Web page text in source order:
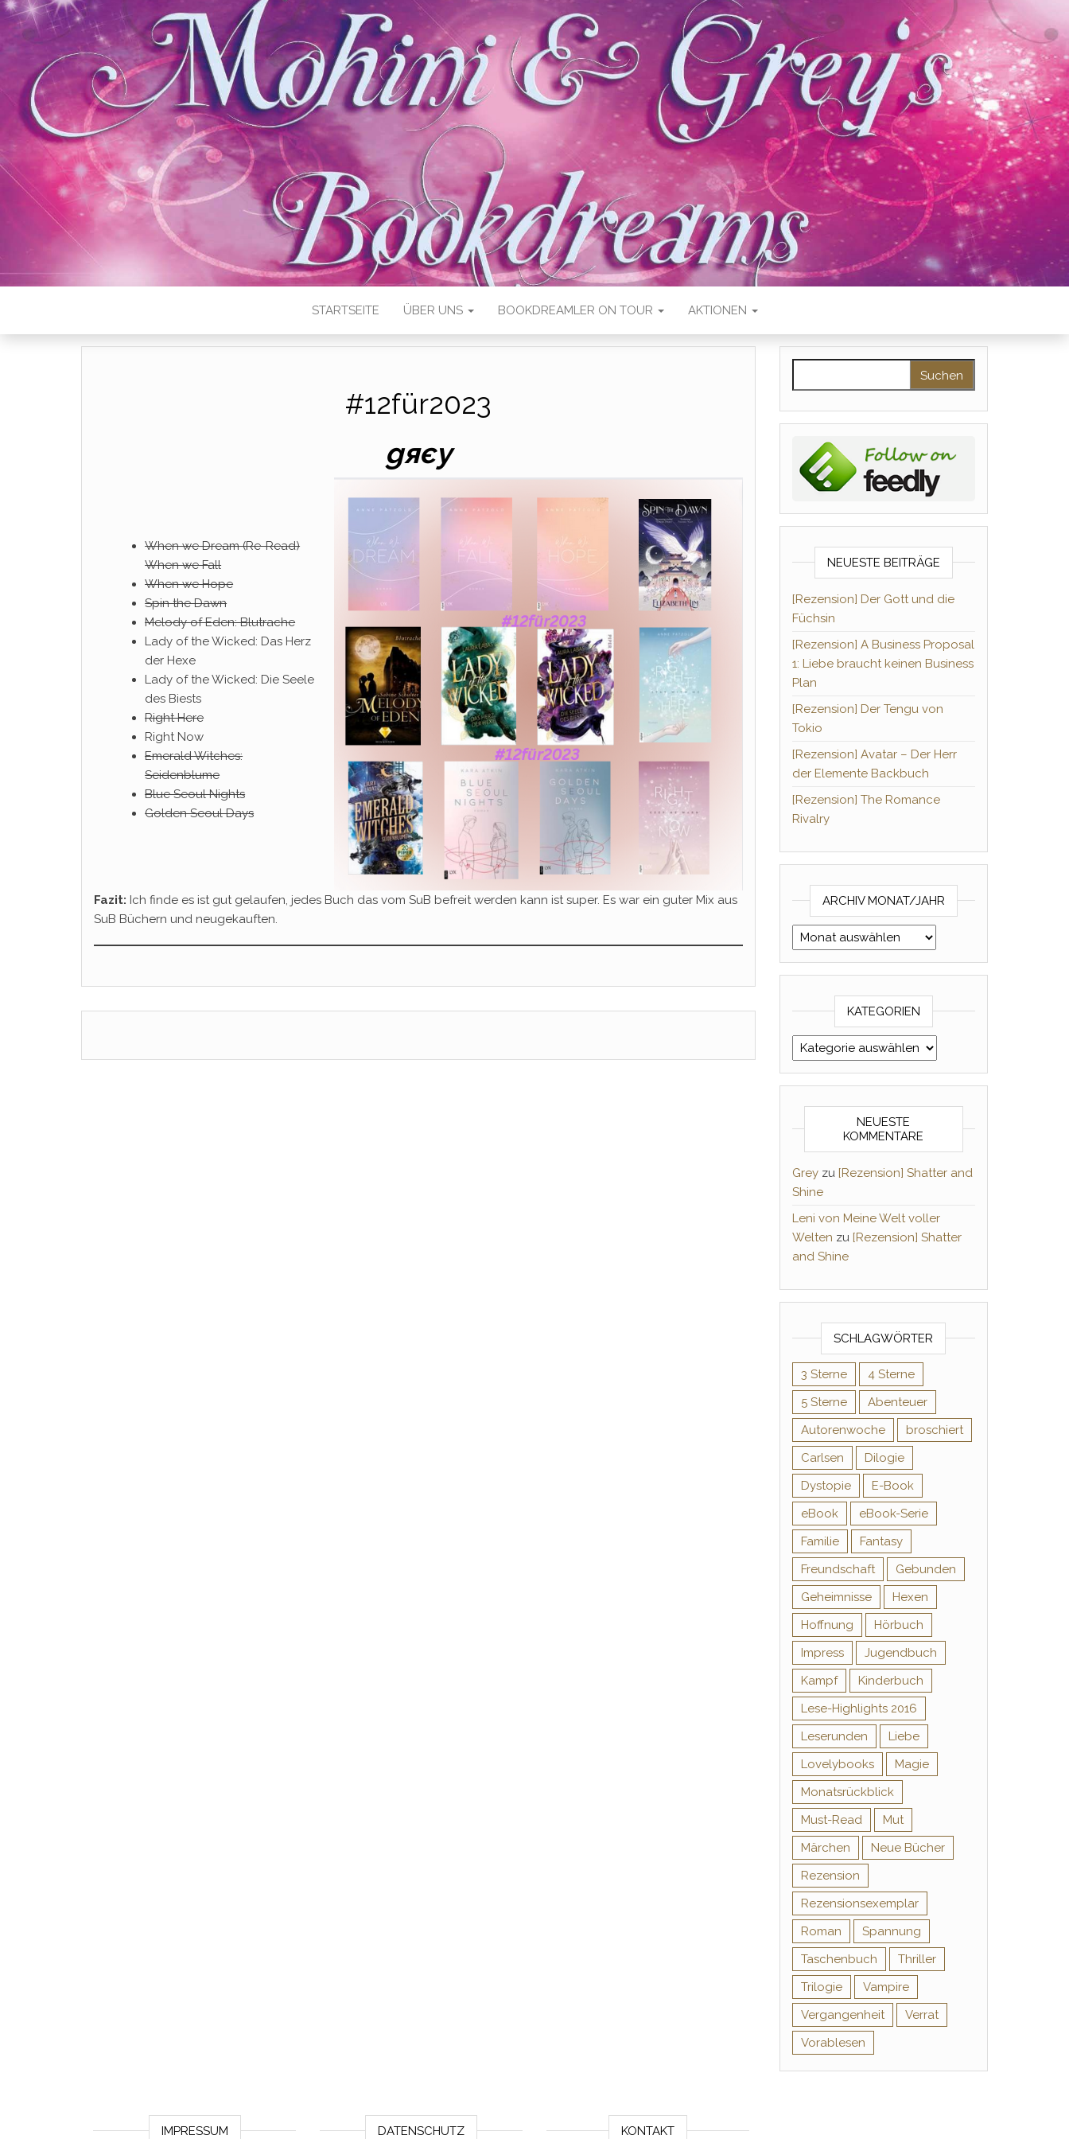
STARTSEITE ÜBER UNS BOOKDREAMLER ON TOUR AKTIONEN
#12für2023
gяєу
When we Dream (Re-Read)
When we Fall
When we Hope
Spin the Dawn
Melody of Eden: Blutrache
Lady of the Wicked: Das Herz
der Hexe
Lady of the Wicked: Die Seele
des Biests
Right Here
Right Now
Emerald Witches:
Seidenblume
Blue Seoul Nights
Golden Seoul Days
Fazit: Ich finde es ist gut gelaufen, jedes Buch das vom SuB befreit werden kann ist super. Es war ein guter Mix aus
SuB Büchern und neugekauften.
NEUESTE BEITRÄGE
[Rezension] Der Gott und die
Füchsin
[Rezension] A Business Proposal
1: Liebe braucht keinen Business
Plan
[Rezension] Der Tengu von
Tokio
[Rezension] Avatar – Der Herr
der Elemente Backbuch
[Rezension] The Romance
Rivalry
ARCHIV MONAT/JAHR
Archiv Monat/Jahr
KATEGORIEN
Kategorien
NEUESTE
KOMMENTARE
Greyzu [Rezension] Shatter and
Shine
Leni von Meine Welt voller
Welten zu [Rezension] Shatter
and Shine
SCHLAGWÖRTER
3 Sterne
4 Sterne
5 Sterne
Abenteuer
Autorenwoche
broschiert
Carlsen
Dilogie
Dystopie
E-Book
eBook
eBook-Serie
Familie
Fantasy
Freundschaft
Gebunden
Geheimnisse
Hexen
Hoffnung
Hörbuch
Impress
Jugendbuch
Kampf
Kinderbuch
Lese-Highlights 2016
Leserunden
Liebe
Lovelybooks
Magie
Monatsrückblick
Must-Read
Mut
Märchen
Neue Bücher
Rezension
Rezensionsexemplar
Roman
Spannung
Taschenbuch
Thriller
Trilogie
Vampire
Vergangenheit
Verrat
Vorablesen
IMPRESSUM DATENSCHUTZ KONTAKT